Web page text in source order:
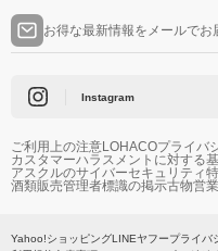
お得な最新情報をメールでお
Instagram
ご利用上の注意LOHACOプライバ
カスタマーハラスメントに対する
アスクルのサイバーセキュリティ
酒類販売管理者標識の掲示古物営
Yahoo!ショッピングLINEヤフープライバ